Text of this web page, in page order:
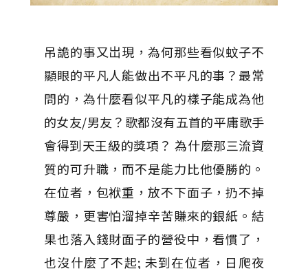
吊詭的事又岀現，為何那些看似蚊子不
顯眼的平凡人能做出不平凡的事？最常
問的，為什麼看似平凡的樣子能成為他
的女友/男友？歌都沒有五首的平庸歌手
會得到天王級的獎項？ 為什麼那三流資
質的可升職，而不是能力比他優勝的。
在位者，包袱重，放不下面子，扔不掉
尊嚴，更害怕溜掉辛苦賺來的銀紙。結
果也落入錢財面子的營役中，看慣了，
也沒什麼了不起; 未到在位者，日爬夜